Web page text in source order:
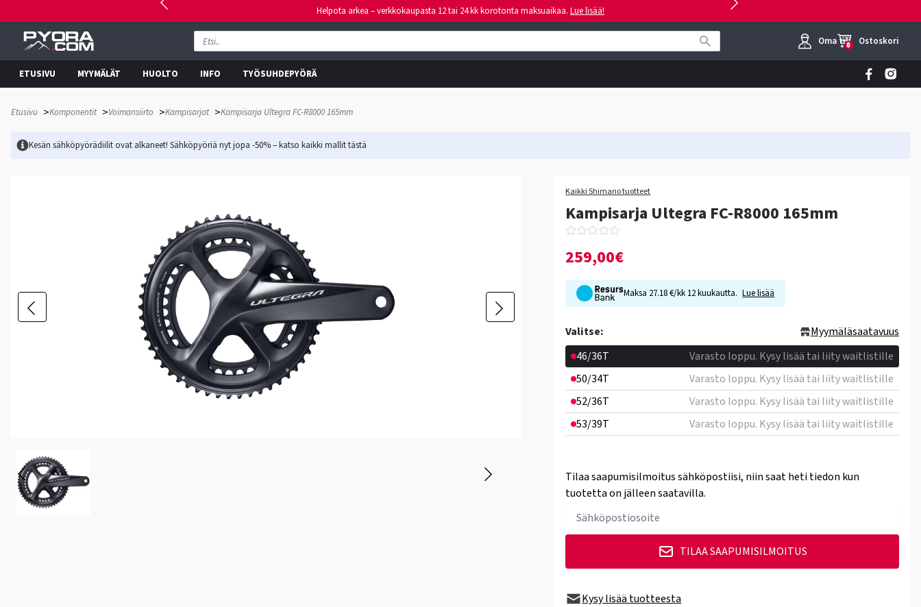
Helpota arkea – verkkokaupasta 12 tai 24 kk korotonta maksuaikaa. Lue lisää!
Oma tili
0 Ostoskori
ETUSIVU MYYMÄLÄT HUOLTO INFO TYÖSUHDEPYÖRÄ
Etusivu >Komponentit >Voimansiirto >Kampisarjat >Kampisarja Ultegra FC-R8000 165mm
Kesän sähköpyörädiilit ovat alkaneet! Sähköpyöriä nyt jopa -50% – katso kaikki mallittästä
Kaikki Shimano tuotteet
Kampisarja Ultegra FC-R8000 165mm
259,00€
Maksa 27.18 €/kk 12 kuukautta. Lue lisää
Valitse:
Myymäläsaatavuus
46/36T
Varasto loppu. Kysy lisää tai liity waitlistille
50/34T
Varasto loppu. Kysy lisää tai liity waitlistille
52/36T
Varasto loppu. Kysy lisää tai liity waitlistille
53/39T
Varasto loppu. Kysy lisää tai liity waitlistille
Tilaa saapumisilmoitus sähköpostiisi, niin saat heti tiedon kun
tuotetta on jälleen saatavilla.
TILAA SAAPUMISILMOITUS
Kysy lisää tuotteesta